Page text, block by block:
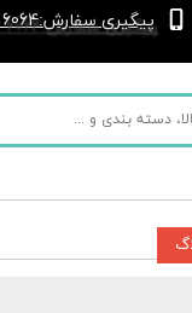
پیگیری سفارش:
6064 413 0930